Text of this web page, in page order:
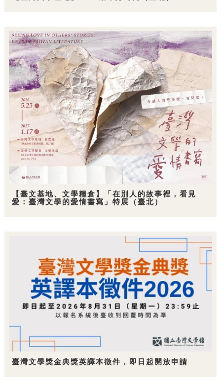
【臺文基地、文學糧倉】「在別人的故事裡，看見
愛：臺灣文學的愛情書寫」特展（臺北）
臺灣文學獎金典獎英譯本徵件，即日起開放申請